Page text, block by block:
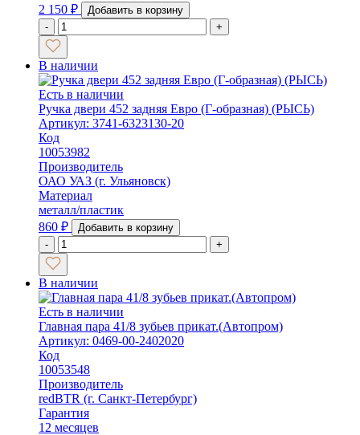
2 150 ₽
Добавить в корзину
-
+
В наличии
Есть в наличии
Ручка двери 452 задняя Евро (Г-образная) (РЫСЬ)
Артикул: 3741-6323130-20
Код
10053982
Производитель
ОАО УАЗ (г. Ульяновск)
Материал
металл/пластик
860 ₽
Добавить в корзину
-
+
В наличии
Есть в наличии
Главная пара 41/8 зубьев прикат.(Автопром)
Артикул: 0469-00-2402020
Код
10053548
Производитель
redBTR (г. Санкт-Петербург)
Гарантия
12 месяцев